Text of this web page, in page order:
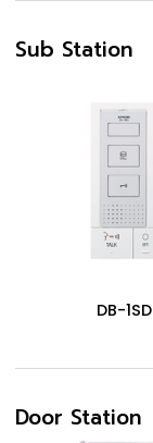
Sub Station
DB-1SD
Door Station